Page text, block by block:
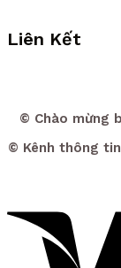
Liên Kết
© Chào mừng
© Kênh thông